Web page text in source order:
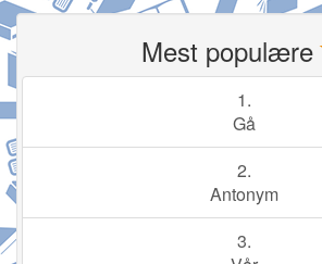
Mest populære
1.
Gå
2.
Antonym
3.